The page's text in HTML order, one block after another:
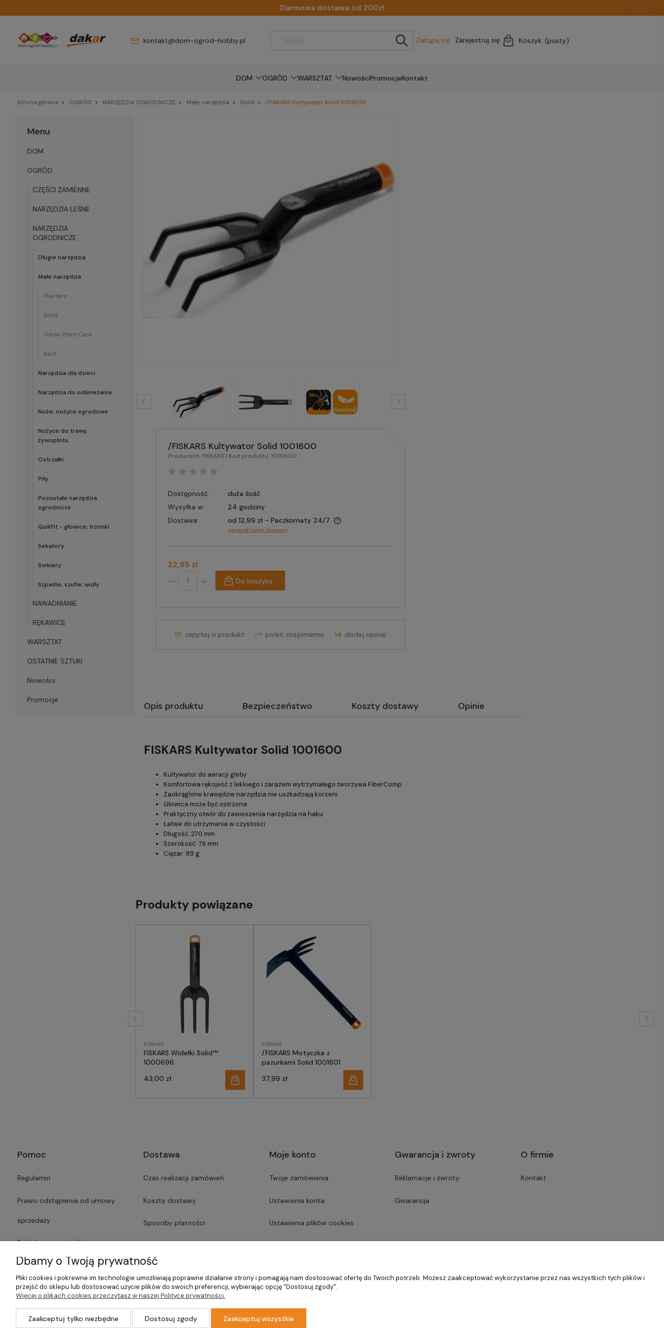
Darmowa dostawa od 200zł
kontakt@dom-ogrod-hobby.pl Zaloguj się Zarejestruj się Koszyk: (pusty)
DOM OGRÓD WARSZTAT NowościPromocjeKontakt
Strona główna OGRÓD NARZĘDZIA OGRODNICZE Małe narzędzia Solid /FISKARS Kultywator Solid 1001600
Menu
DOM
OGRÓD
CZĘŚCI ZAMIENNE
NARZĘDZIA LEŚNE
NARZĘDZIA
OGRODNICZE
Długie narzędzia
Małe narzędzia
Planters
Solid
Urban Plant Care
Xact
Narzędzia dla dzieci
Narzędzia do odśnieżania
Noże, nożyce ogrodowe
Nożyce do trawy,
żywopłotu
Ostrzałki
Piły
Pozostałe narzędzia
ogrodnicze
QuikFit - głowice, trzonki
Sekatory
Siekiery
Szpadle, szufle, widły
NAWADNIANIE
RĘKAWICE
WARSZTAT
OSTATNIE SZTUKI
Nowości
Promocje
/FISKARS Kultywator Solid 1001600
Producent: FISKARS | Kod produktu: 1001600
Dostępność:
duża ilość
Wysyłka w:
24 godziny
Dostawa:
od 12,99 zł - Paczkomaty 24/7
sprawdź formy dostawy
22,95 zł
Do koszyka
zapytaj o produkt poleć znajomemu dodaj opinię
Opis produktu Bezpieczeństwo Koszty dostawy Opinie
FISKARS Kultywator Solid 1001600
Kultywator do aeracji gleby
Komfortowa rękojeść z lekkiego i zarazem wytrzymałego tworzywa FiberComp
Zaokrąglone krawędzie narzędzia nie uszkadzają korzeni
Głowica może być ostrzona
Praktyczny otwór do zawieszenia narzędzia na haku
Łatwe do utrzymania w czystości
Długość: 270 mm
Szerokość: 76 mm
Ciężar: 89 g
Produkty powiązane
FISKARS
FISKARS Widełki Solid™
1000696
43,00 zł
FISKARS
/FISKARS Motyczka z
pazurkami Solid 1001601
37,99 zł
Pomoc
Regulamin
Prawo odstąpienia od umowy
sprzedaży
Polityka prywatności
Lista dostawców usług
Formularze
Dostawa
Czas realizacji zamówień
Koszty dostawy
Sposoby płatności
Czas dostawy
Moje konto
Twoje zamówienia
Ustawienia konta
Ustawienia plików cookies
Gwarancja i zwroty
Reklamacje i zwroty
Gwarancja
O firmie
Kontakt
Dbamy o Twoją prywatność
Pliki cookies i pokrewne im technologie umożliwiają poprawne działanie strony i pomagają nam dostosować ofertę do Twoich potrzeb. Możesz zaakceptować wykorzystanie przez nas wszystkich tych plików i
przejść do sklepu lub dostosować użycie plików do swoich preferencji, wybierając opcję "Dostosuj zgody".
Więcej o plikach cookies przeczytasz w naszej Polityce prywatności.
Zaakceptuj tylko niezbędne Dostosuj zgody Zaakceptuj wszystkie